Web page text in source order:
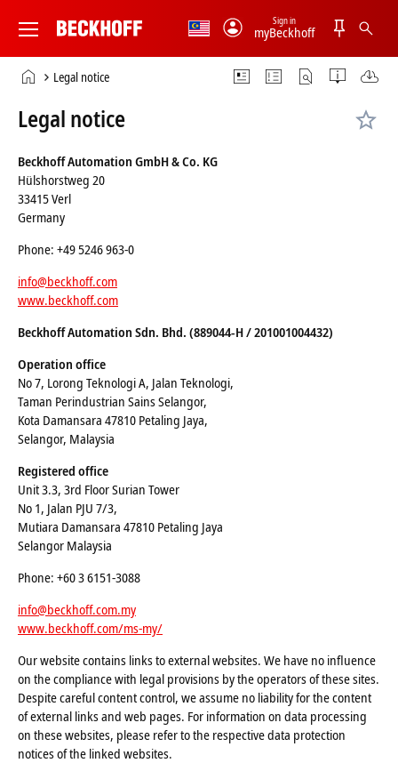
New
Technology
myBeckhoff
Sign in
Home Legal notice
Legal notice
Beckhoff Automation GmbH & Co. KG
Hülshorstweg 20
33415 Verl
Germany
Phone: +49 5246 963-0
info@beckhoff.com
www.beckhoff.com
Beckhoff Automation Sdn. Bhd. (889044-H / 201001004432)
Operation office
No 7, Lorong Teknologi A, Jalan Teknologi,
Taman Perindustrian Sains Selangor,
Kota Damansara 47810 Petaling Jaya,
Selangor, Malaysia
Registered office
Unit 3.3, 3rd Floor Surian Tower
No 1, Jalan PJU 7/3,
Mutiara Damansara 47810 Petaling Jaya
Selangor Malaysia
Phone: +60 3 6151-3088
info@beckhoff.com.my
www.beckhoff.com/ms-my/
Our website contains links to external websites. We have no influence
on the compliance with legal provisions by the operators of these sites.
Despite careful content control, we assume no liability for the content
of external links and web pages. For information on data processing
on these websites, please refer to the respective data protection
notices of the linked websites.